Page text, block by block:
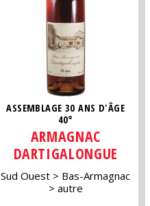
ASSEMBLAGE 30 ANS D'ÂGE
40°
ARMAGNAC
DARTIGALONGUE
Sud Ouest
Bas-Armagnac
autre